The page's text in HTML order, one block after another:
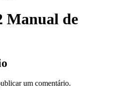
Manual de
um comentário.